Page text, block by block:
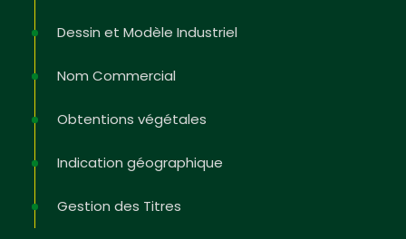
Dessin et Modèle Industriel
Nom Commercial
Obtentions végétales
Indication géographique
Gestion des Titres